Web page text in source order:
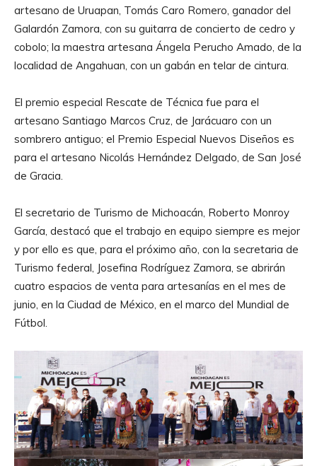
artesano de Uruapan, Tomás Caro Romero, ganador del
Galardón Zamora, con su guitarra de concierto de cedro y
cobolo; la maestra artesana Ángela Perucho Amado, de la
localidad de Angahuan, con un gabán en telar de cintura.
El premio especial Rescate de Técnica fue para el
artesano Santiago Marcos Cruz, de Jarácuaro con un
sombrero antiguo; el Premio Especial Nuevos Diseños es
para el artesano Nicolás Hernández Delgado, de San José
de Gracia.
El secretario de Turismo de Michoacán, Roberto Monroy
García, destacó que el trabajo en equipo siempre es mejor
y por ello es que, para el próximo año, con la secretaria de
Turismo federal, Josefina Rodríguez Zamora, se abrirán
cuatro espacios de venta para artesanías en el mes de
junio, en la Ciudad de México, en el marco del Mundial de
Fútbol.